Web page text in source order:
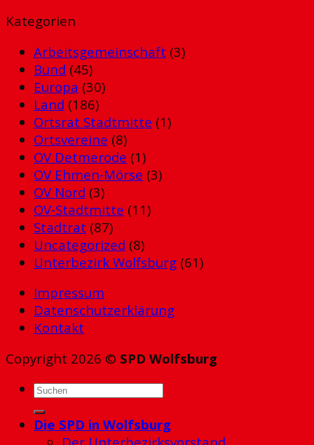
Kategorien
Arbeitsgemeinschaft (3)
Bund (45)
Europa (30)
Land (186)
Ortsrat Stadtmitte (1)
Ortsvereine (8)
OV Detmerode (1)
OV Ehmen-Mörse (3)
OV Nord (3)
OV-Stadtmitte (11)
Stadtrat (87)
Uncategorized (8)
Unterbezirk Wolfsburg (61)
Impressum
Datenschutzerklärung
Kontakt
Copyright 2026 © SPD Wolfsburg
Die SPD in Wolfsburg